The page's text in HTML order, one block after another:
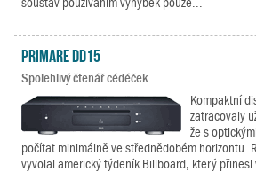
Primare DD15
Spolehlivý čtenář cédéček.
Kompaktní
zatracovaly
že s
počítat minimálně ve střednědobém horizontu.
vyvolal americký týdeník Billboard, který